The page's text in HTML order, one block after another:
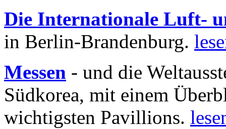
Die Internationale Luft-
in Berlin-Brandenburg.
Messen - und die
Südkorea, mit einem
wichtigsten Pavillions.